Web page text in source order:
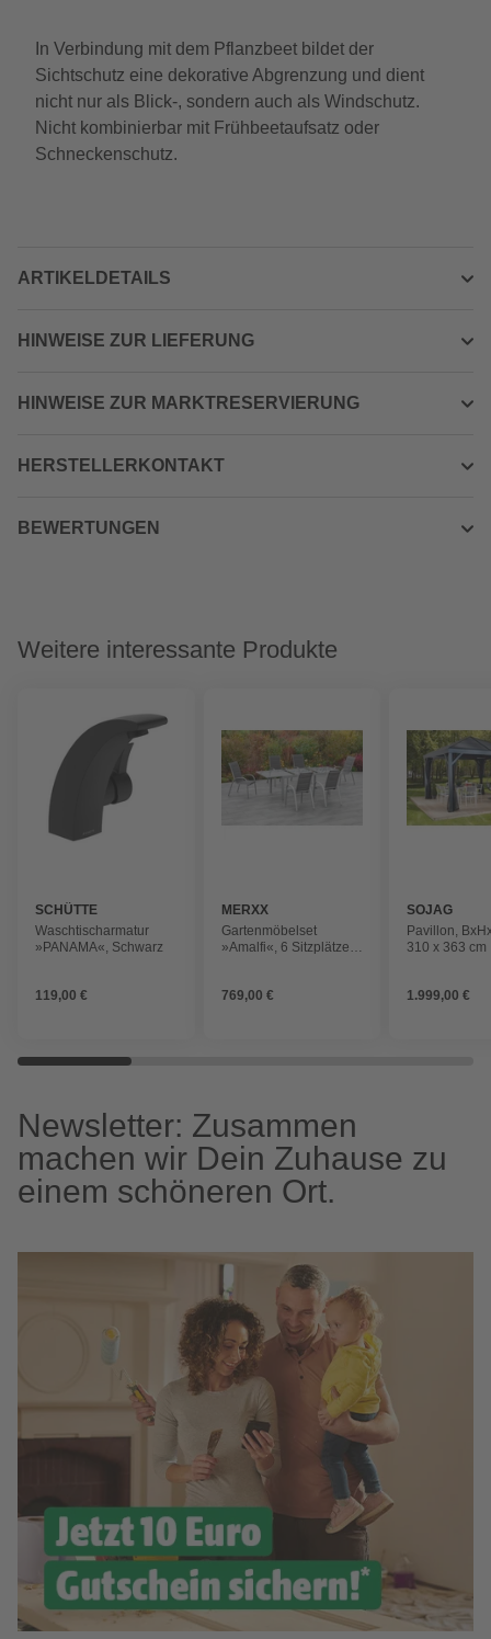
In Verbindung mit dem Pflanzbeet bildet der
Sichtschutz eine dekorative Abgrenzung und dient
nicht nur als Blick-, sondern auch als Windschutz.
Nicht kombinierbar mit Frühbeetaufsatz oder
Schneckenschutz.
ARTIKELDETAILS
HINWEISE ZUR LIEFERUNG
HINWEISE ZUR MARKTRESERVIERUNG
HERSTELLERKONTAKT
BEWERTUNGEN
Weitere interessante Produkte
SCHÜTTE
Waschtischarmatur
»PANAMA«, Schwarz
119,00 €
MERXX
Gartenmöbelset
»Amalfi«, 6 Sitzplätze,
769,00 €
SOJAG
Pavillon,
310 x 363 cm
1.999,00 €
Newsletter: Zusammen
machen wir Dein Zuhause zu
einem schöneren Ort.